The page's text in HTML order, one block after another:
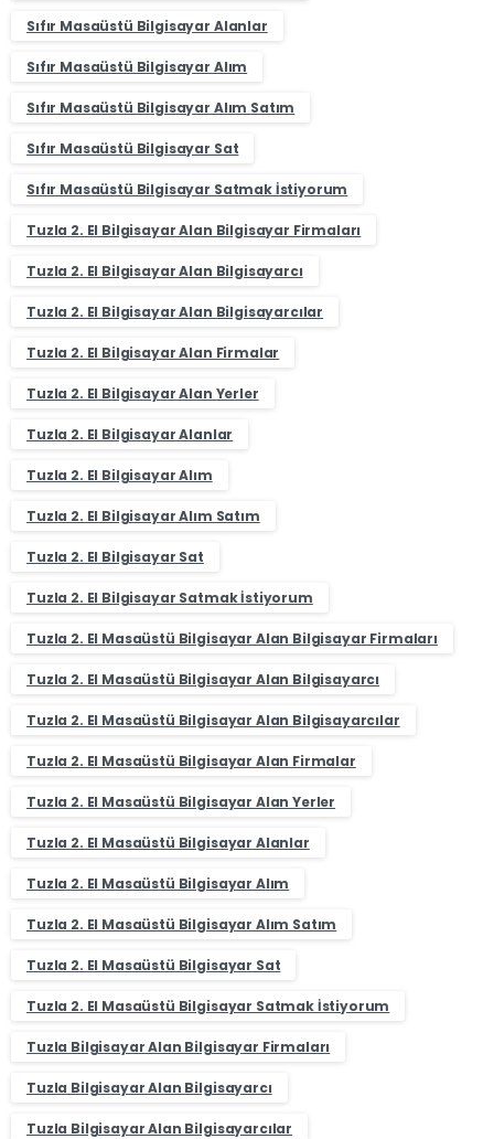
Sıfır Masaüstü Bilgisayar Alanlar
Sıfır Masaüstü Bilgisayar Alım
Sıfır Masaüstü Bilgisayar Alım Satım
Sıfır Masaüstü Bilgisayar Sat
Sıfır Masaüstü Bilgisayar Satmak İstiyorum
Tuzla 2. El Bilgisayar Alan Bilgisayar Firmaları
Tuzla 2. El Bilgisayar Alan Bilgisayarcı
Tuzla 2. El Bilgisayar Alan Bilgisayarcılar
Tuzla 2. El Bilgisayar Alan Firmalar
Tuzla 2. El Bilgisayar Alan Yerler
Tuzla 2. El Bilgisayar Alanlar
Tuzla 2. El Bilgisayar Alım
Tuzla 2. El Bilgisayar Alım Satım
Tuzla 2. El Bilgisayar Sat
Tuzla 2. El Bilgisayar Satmak İstiyorum
Tuzla 2. El Masaüstü Bilgisayar Alan Bilgisayar Firmaları
Tuzla 2. El Masaüstü Bilgisayar Alan Bilgisayarcı
Tuzla 2. El Masaüstü Bilgisayar Alan Bilgisayarcılar
Tuzla 2. El Masaüstü Bilgisayar Alan Firmalar
Tuzla 2. El Masaüstü Bilgisayar Alan Yerler
Tuzla 2. El Masaüstü Bilgisayar Alanlar
Tuzla 2. El Masaüstü Bilgisayar Alım
Tuzla 2. El Masaüstü Bilgisayar Alım Satım
Tuzla 2. El Masaüstü Bilgisayar Sat
Tuzla 2. El Masaüstü Bilgisayar Satmak İstiyorum
Tuzla Bilgisayar Alan Bilgisayar Firmaları
Tuzla Bilgisayar Alan Bilgisayarcı
Tuzla Bilgisayar Alan Bilgisayarcılar